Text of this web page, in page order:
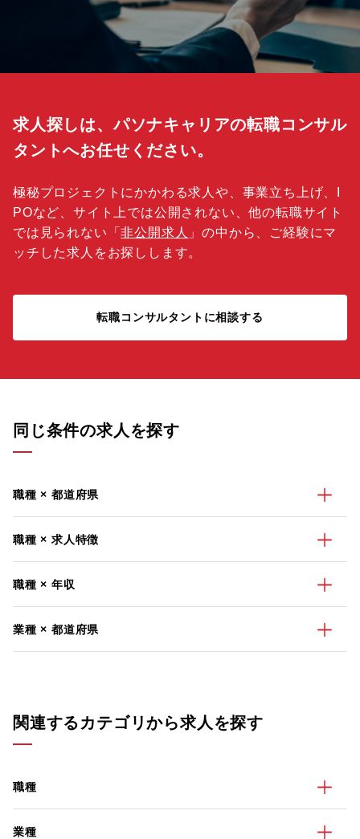
求人探しは、パソナキャリアの転職コンサル
タントへお任せください。
極秘プロジェクトにかかわる求人や、事業立ち上げ、I
POなど、サイト上では公開されない、他の転職サイト
では見られない「非公開求人 」の中から、ご経験にマ
ッチした求人をお探しします。
転職コンサルタントに相談する
同じ条件の求人を探す
職種 × 都道府県
職種 × 求人特徴
職種 × 年収
業種 × 都道府県
関連するカテゴリから求人を探す
職種
業種